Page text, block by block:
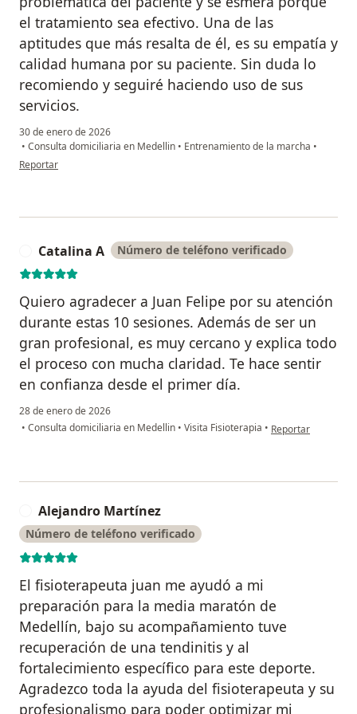
el tratamiento sea efectivo. Una de las
aptitudes que más resalta de él, es su empatía y
calidad humana por su paciente. Sin duda lo
recomiendo y seguiré haciendo uso de sus
servicios.
30 de enero de 2026
• Consulta domiciliaria en Medellin • Entrenamiento de la marcha •
en opinión del usuario Roger Ospina
Reportar
Catalina A Número de teléfono verificado
Quiero agradecer a Juan Felipe por su atención
durante estas 10 sesiones. Además de ser un
gran profesional, es muy cercano y explica todo
el proceso con mucha claridad. Te hace sentir
en confianza desde el primer día.
28 de enero de 2026
• Consulta domiciliaria en Medellin • Visita Fisioterapia • en opinión del
Reportar
Alejandro Martínez
Número de teléfono verificado
El fisioterapeuta juan me ayudó a mi
preparación para la media maratón de
Medellín, bajo su acompañamiento tuve
recuperación de una tendinitis y al
fortalecimiento específico para este deporte.
Agradezco toda la ayuda del fisioterapeuta y su
profesionalismo para poder optimizar mi